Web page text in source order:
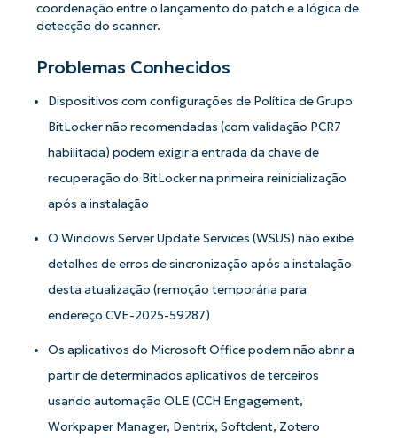
coordenação entre o lançamento do patch e a lógica de
detecção do scanner.
Problemas Conhecidos
Dispositivos com configurações de Política de Grupo
BitLocker não recomendadas (com validação PCR7
habilitada) podem exigir a entrada da chave de
recuperação do BitLocker na primeira reinicialização
após a instalação
O Windows Server Update Services (WSUS) não exibe
detalhes de erros de sincronização após a instalação
desta atualização (remoção temporária para
endereço CVE-2025-59287)
Os aplicativos do Microsoft Office podem não abrir a
partir de determinados aplicativos de terceiros
usando automação OLE (CCH Engagement,
Workpaper Manager, Dentrix, Softdent, Zotero